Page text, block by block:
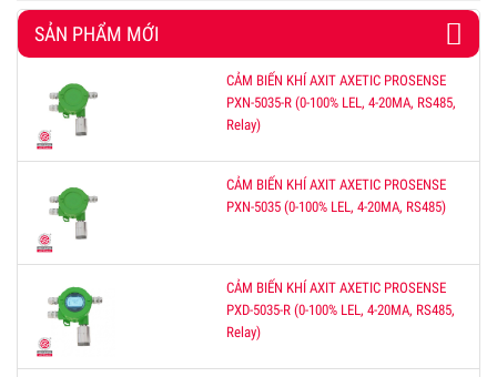
SẢN PHẨM MỚI
CẢM BIẾN KHÍ AXIT AXETIC PROSENSE
PXN-5035-R (0-100% LEL, 4-20MA, RS485,
Relay)
CẢM BIẾN KHÍ AXIT AXETIC PROSENSE
PXN-5035 (0-100% LEL, 4-20MA, RS485)
CẢM BIẾN KHÍ AXIT AXETIC PROSENSE
PXD-5035-R (0-100% LEL, 4-20MA, RS485,
Relay)